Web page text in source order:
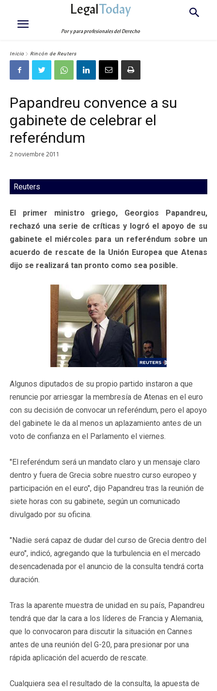
LegalToday
Por y para profesionales del Derecho
Inicio Rincón de Reuters
Papandreu convence a su
gabinete de celebrar el
referéndum
2 noviembre 2011
Reuters
El primer ministro griego, Georgios Papandreu,
rechazó una serie de críticas y logró el apoyo de su
gabinete el miércoles para un referéndum sobre un
acuerdo de rescate de la Unión Europea que Atenas
dijo se realizará tan pronto como sea posible.
Algunos diputados de su propio partido instaron a que
renuncie por arriesgar la membresía de Atenas en el euro
con su decisión de convocar un referéndum, pero el apoyo
del gabinete le da al menos un aplazamiento antes de un
voto de confianza en el Parlamento el viernes.
"El referéndum será un mandato claro y un mensaje claro
dentro y fuera de Grecia sobre nuestro curso europeo y
participación en el euro", dijo Papandreu tras la reunión de
siete horas con su gabinete, según un comunicado
divulgado por su oficina.
"Nadie será capaz de dudar del curso de Grecia dentro del
euro", indicó, agregando que la turbulencia en el mercado
desencadenada por el anuncio de la consulta tendrá corta
duración.
Tras la aparente muestra de unidad en su país, Papandreu
tendrá que dar la cara a los líderes de Francia y Alemania,
que lo convocaron para discutir la situación en Cannes
antes de una reunión del G-20, para presionar por una
rápida aplicación del acuerdo de rescate.
Cualquiera sea el resultado de la consulta, la apuesta de